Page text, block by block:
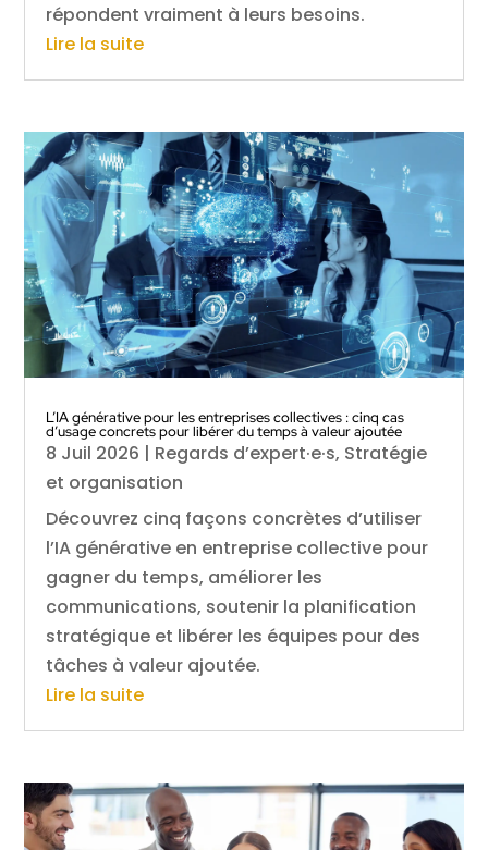
répondent vraiment à leurs besoins.
Lire la suite
L’IA générative pour les entreprises collectives : cinq cas
d’usage concrets pour libérer du temps à valeur ajoutée
8 Juil 2026 | Regards d’expert·e·s, Stratégie
et organisation
Découvrez cinq façons concrètes d’utiliser
l’IA générative en entreprise collective pour
gagner du temps, améliorer les
communications, soutenir la planification
stratégique et libérer les équipes pour des
tâches à valeur ajoutée.
Lire la suite